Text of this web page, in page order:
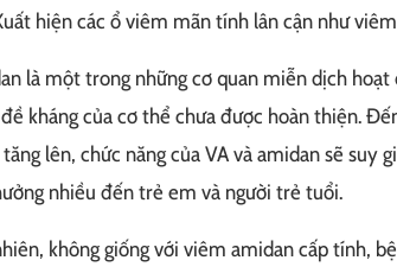
hiện các ổ viêm mãn tính lân cận như
là một trong những cơ quan miễn dịch
kháng của cơ thể chưa được hoàn thiện.
lên, chức năng của VA và amidan sẽ
nhiều đến trẻ em và người trẻ tuổi.
không giống với viêm amidan cấp tính,